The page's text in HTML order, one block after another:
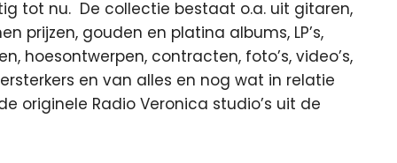
tot nu. De collectie bestaat o.a. uit gitaren,
prijzen, gouden en platina albums, LP’s,
hoesontwerpen, contracten, foto’s, video’s,
en van alles en nog wat in relatie
originele Radio Veronica studio’s uit de